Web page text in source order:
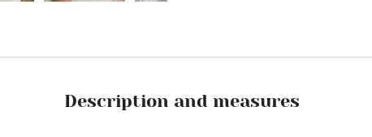
Description and measures